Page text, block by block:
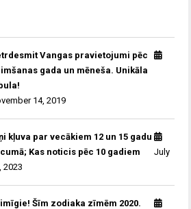
Vangas pravietojumi pēc
gada un mēneša. Unikāla
14, 2019
kļuva par vecākiem 12 un 15 gadu
Kas noticis pēc 10 gadiem
July
2023
Šīm zodiaka zīmēm 2020.